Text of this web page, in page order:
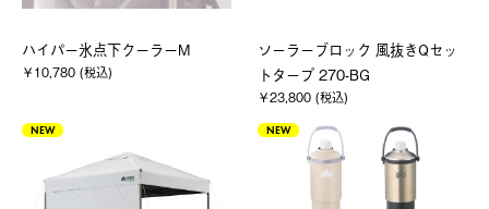
ハイパー氷点下クーラーM
￥10,780 (税込)
ソーラーブロック 風抜きQセッ
トタープ 270-BG
￥23,800 (税込)
NEW NEW